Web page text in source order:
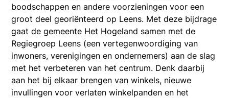
boodschappen en andere voorzieningen voor een
groot deel georiënteerd op Leens. Met deze bijdrage
gaat de gemeente Het Hogeland samen met de
Regiegroep Leens (een vertegenwoordiging van
inwoners, verenigingen en ondernemers) aan de slag
met het verbeteren van het centrum. Denk daarbij
aan het bij elkaar brengen van winkels, nieuwe
invullingen voor verlaten winkelpanden en het